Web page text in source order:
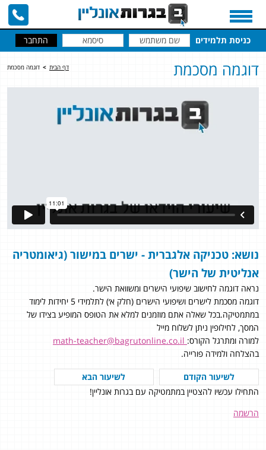
כניסת תלמידים
דף הבית > דוגמה מסכמת דוגמה מסכמת
נושא: טכניקה אלגברית - ישרים במישור (גיאומטריה
אנליטית של הישר)
נראה דוגמה לחישוב שיפועי הישרים ומשוואת הישר.
דוגמה מסכמת לישרים ושיפועי הישרים (חלק א׳) לתלמידי 5 יחידות לימוד
במתמטיקה.בכל שאלה אתם מוזמנים למלא את הטופס המופיע בצידו של
המסך, לחילופין ניתן לשלוח מייל
למורה ומתרגל הקורס:
בהצלחה ולמידה פורייה.
לשיעור הקודם
לשיעור הבא
התחילו עכשיו להצטיין במתמטיקה עם בגרות אונליין!
הרשמה